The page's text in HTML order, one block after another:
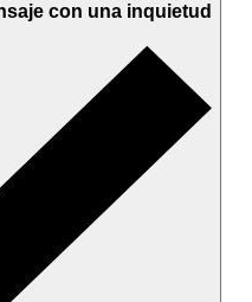
con una inquietud